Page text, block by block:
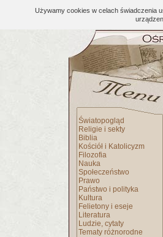
Używamy cookies w celach świadczenia
Światopogląd
Religie i sekty
Biblia
Kościół i Katolicyzm
Filozofia
Nauka
Społeczeństwo
Prawo
Państwo i polityka
Kultura
Felietony i eseje
Literatura
Ludzie, cytaty
Tematy różnorodne